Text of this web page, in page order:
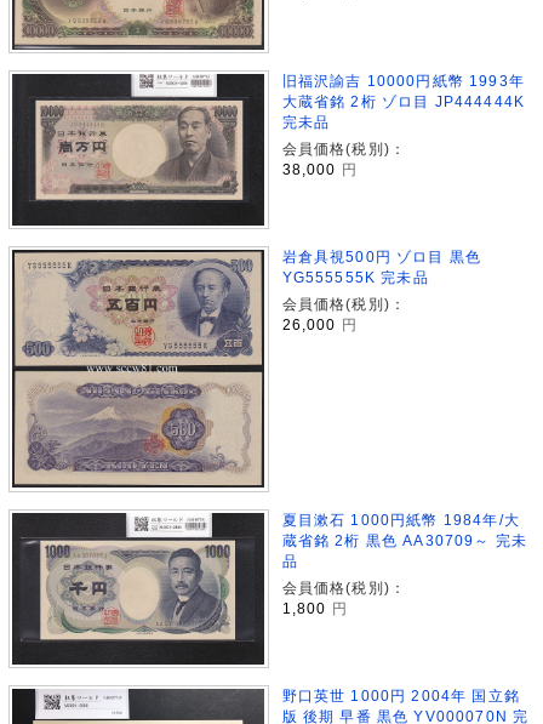
旧福沢諭吉 10000円紙幣 1993年
大蔵省銘 2桁 ゾロ目 JP444444K
完未品
会員価格(税別)：
38,000 円
岩倉具視500円 ゾロ目 黒色
YG555555K 完未品
会員価格(税別)：
26,000
円
夏目漱石 1000円紙幣 1984年/大
蔵省銘 2桁 黒色 AA30709～ 完未
品
会員価格(税別)：
1,800 円
野口英世 1000円 2004年 国立銘
版 後期 早番 黒色 YV000070N 完